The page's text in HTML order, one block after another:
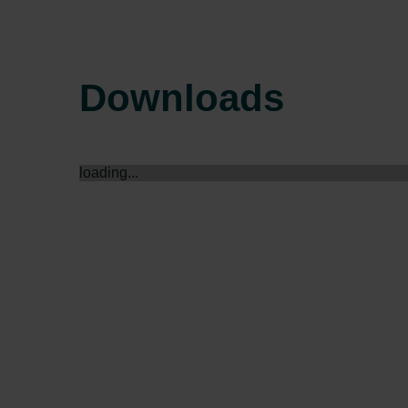
Downloads
loading...